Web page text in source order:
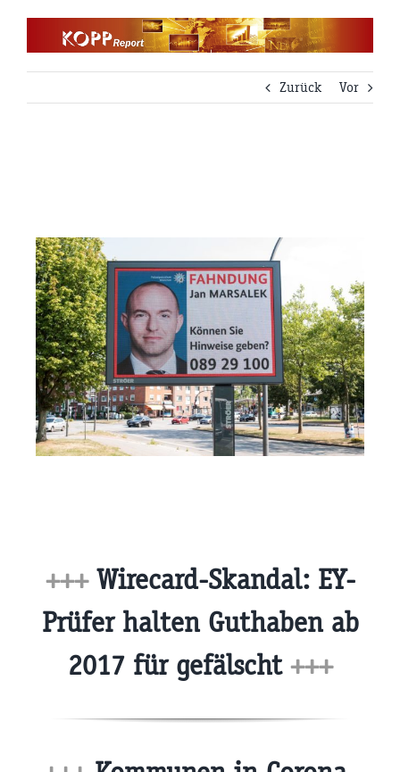
Zurück
Vor
+++Wirecard-Skandal: EY-
Prüfer halten Guthaben ab
2017 für gefälscht +++